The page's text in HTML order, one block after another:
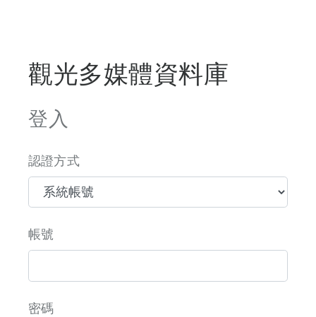
觀光多媒體資料庫
登入
認證方式
帳號
密碼